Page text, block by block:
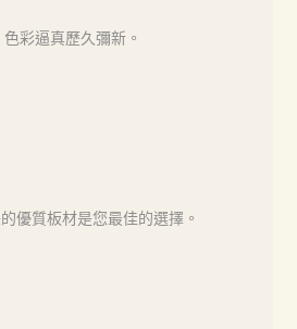
彩逼真歷久彌新。
優質板材是您最佳的選擇。